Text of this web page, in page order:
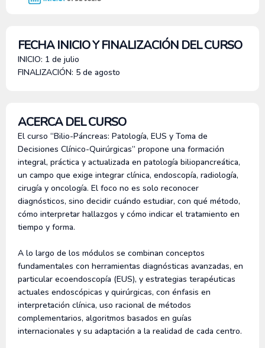
FECHA INICIO Y FINALIZACIÓN DEL CURSO
INICIO: 1 de julio
FINALIZACIÓN: 5 de agosto
ACERCA DEL CURSO
El curso “Bilio-Páncreas: Patología, EUS y Toma de
Decisiones Clínico-Quirúrgicas” propone una formación
integral, práctica y actualizada en patología biliopancreática,
un campo que exige integrar clínica, endoscopía, radiología,
cirugía y oncología. El foco no es solo reconocer
diagnósticos, sino decidir cuándo estudiar, con qué método,
cómo interpretar hallazgos y cómo indicar el tratamiento en
tiempo y forma.
A lo largo de los módulos se combinan conceptos
fundamentales con herramientas diagnósticas avanzadas, en
particular ecoendoscopía (EUS), y estrategias terapéuticas
actuales endoscópicas y quirúrgicas, con énfasis en
interpretación clínica, uso racional de métodos
complementarios, algoritmos basados en guías
internacionales y su adaptación a la realidad de cada centro.